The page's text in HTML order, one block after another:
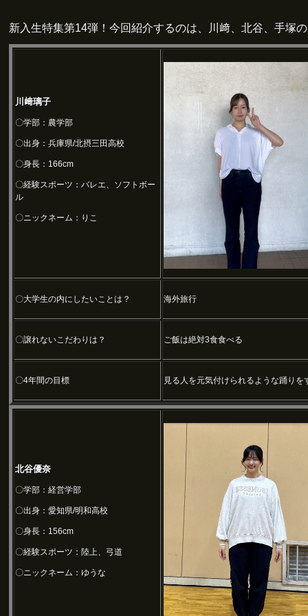
新入生特集第14弾！今回紹介するのは、川﨑、北谷、手塚
川﨑璃子
〇学部：農学部
〇出身：兵庫県/北摂三田高校
〇身長：166cm
〇経験スポーツ：バレエ、ソフトボー
ル
〇ニックネーム：りこ
〇大学生の内にしたいことは？ 海外旅行
〇譲れないこだわりは？ ご飯は絶対3食食べる
〇4年間の目標 見る人を元気付けられるような踊りを
北谷優奈
〇学部：経営学部
〇出身：愛知県/明和高校
〇身長：156cm
〇経験スポーツ：陸上、弓道
〇ニックネーム：ゆうな